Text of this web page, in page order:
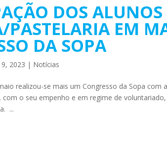
DOS
PASTELARIA EM
DA SOPA
2023 | Notícias
realizou-se mais um Congresso da Sopa com
com o seu empenho e em regime de
...